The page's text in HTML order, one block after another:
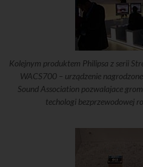
Kolejnym produktem Philipsa z serii
WACS700 – urządzenie
Sound Association pozwalajace
techologi bezprzewodowej